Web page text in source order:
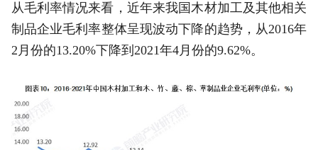
从毛利率情况来看，近年来我国木材加工及其他相关
制品企业毛利率整体呈现波动下降的趋势，从2016年
2月份的13.20%下降到2021年4月份的9.62%。